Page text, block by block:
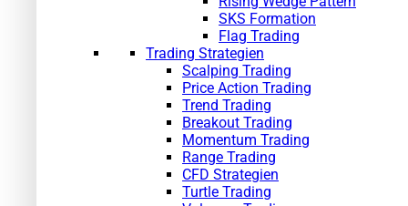
SKS Formation
Flag Trading
Trading Strategien
Scalping Trading
Price Action Trading
Trend Trading
Breakout Trading
Momentum Trading
Range Trading
CFD Strategien
Turtle Trading